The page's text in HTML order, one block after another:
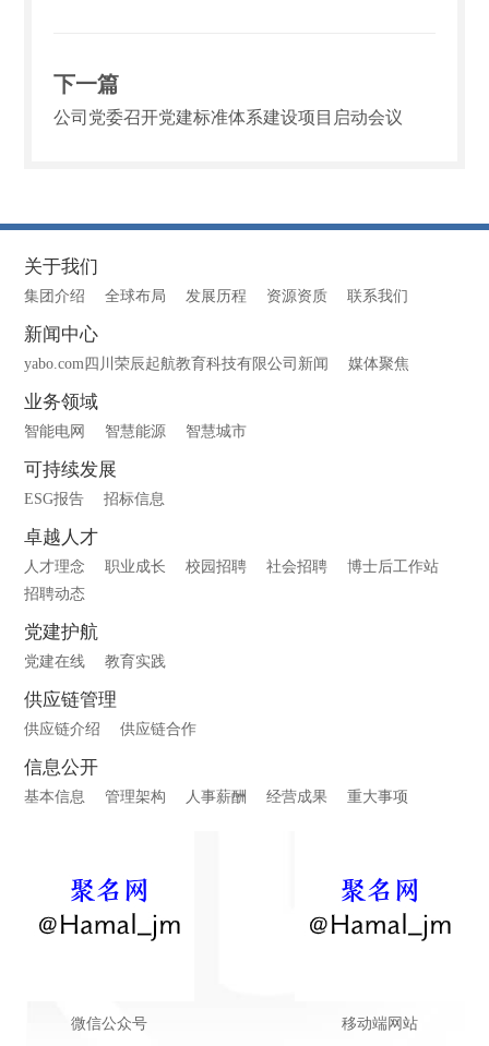
下一篇
公司党委召开党建标准体系建设项目启动会议
关于我们
集团介绍 全球布局 发展历程 资源资质 联系我们
新闻中心
yabo.com四川荣辰起航教育科技有限公司新闻 媒体聚焦
业务领域
智能电网 智慧能源 智慧城市
可持续发展
ESG报告 招标信息
卓越人才
人才理念 职业成长 校园招聘 社会招聘
博士后工作站
招聘动态
党建护航
党建在线 教育实践
供应链管理
供应链介绍 供应链合作
信息公开
基本信息 管理架构 人事薪酬 经营成果 重大事项
微信公众号 移动端网站